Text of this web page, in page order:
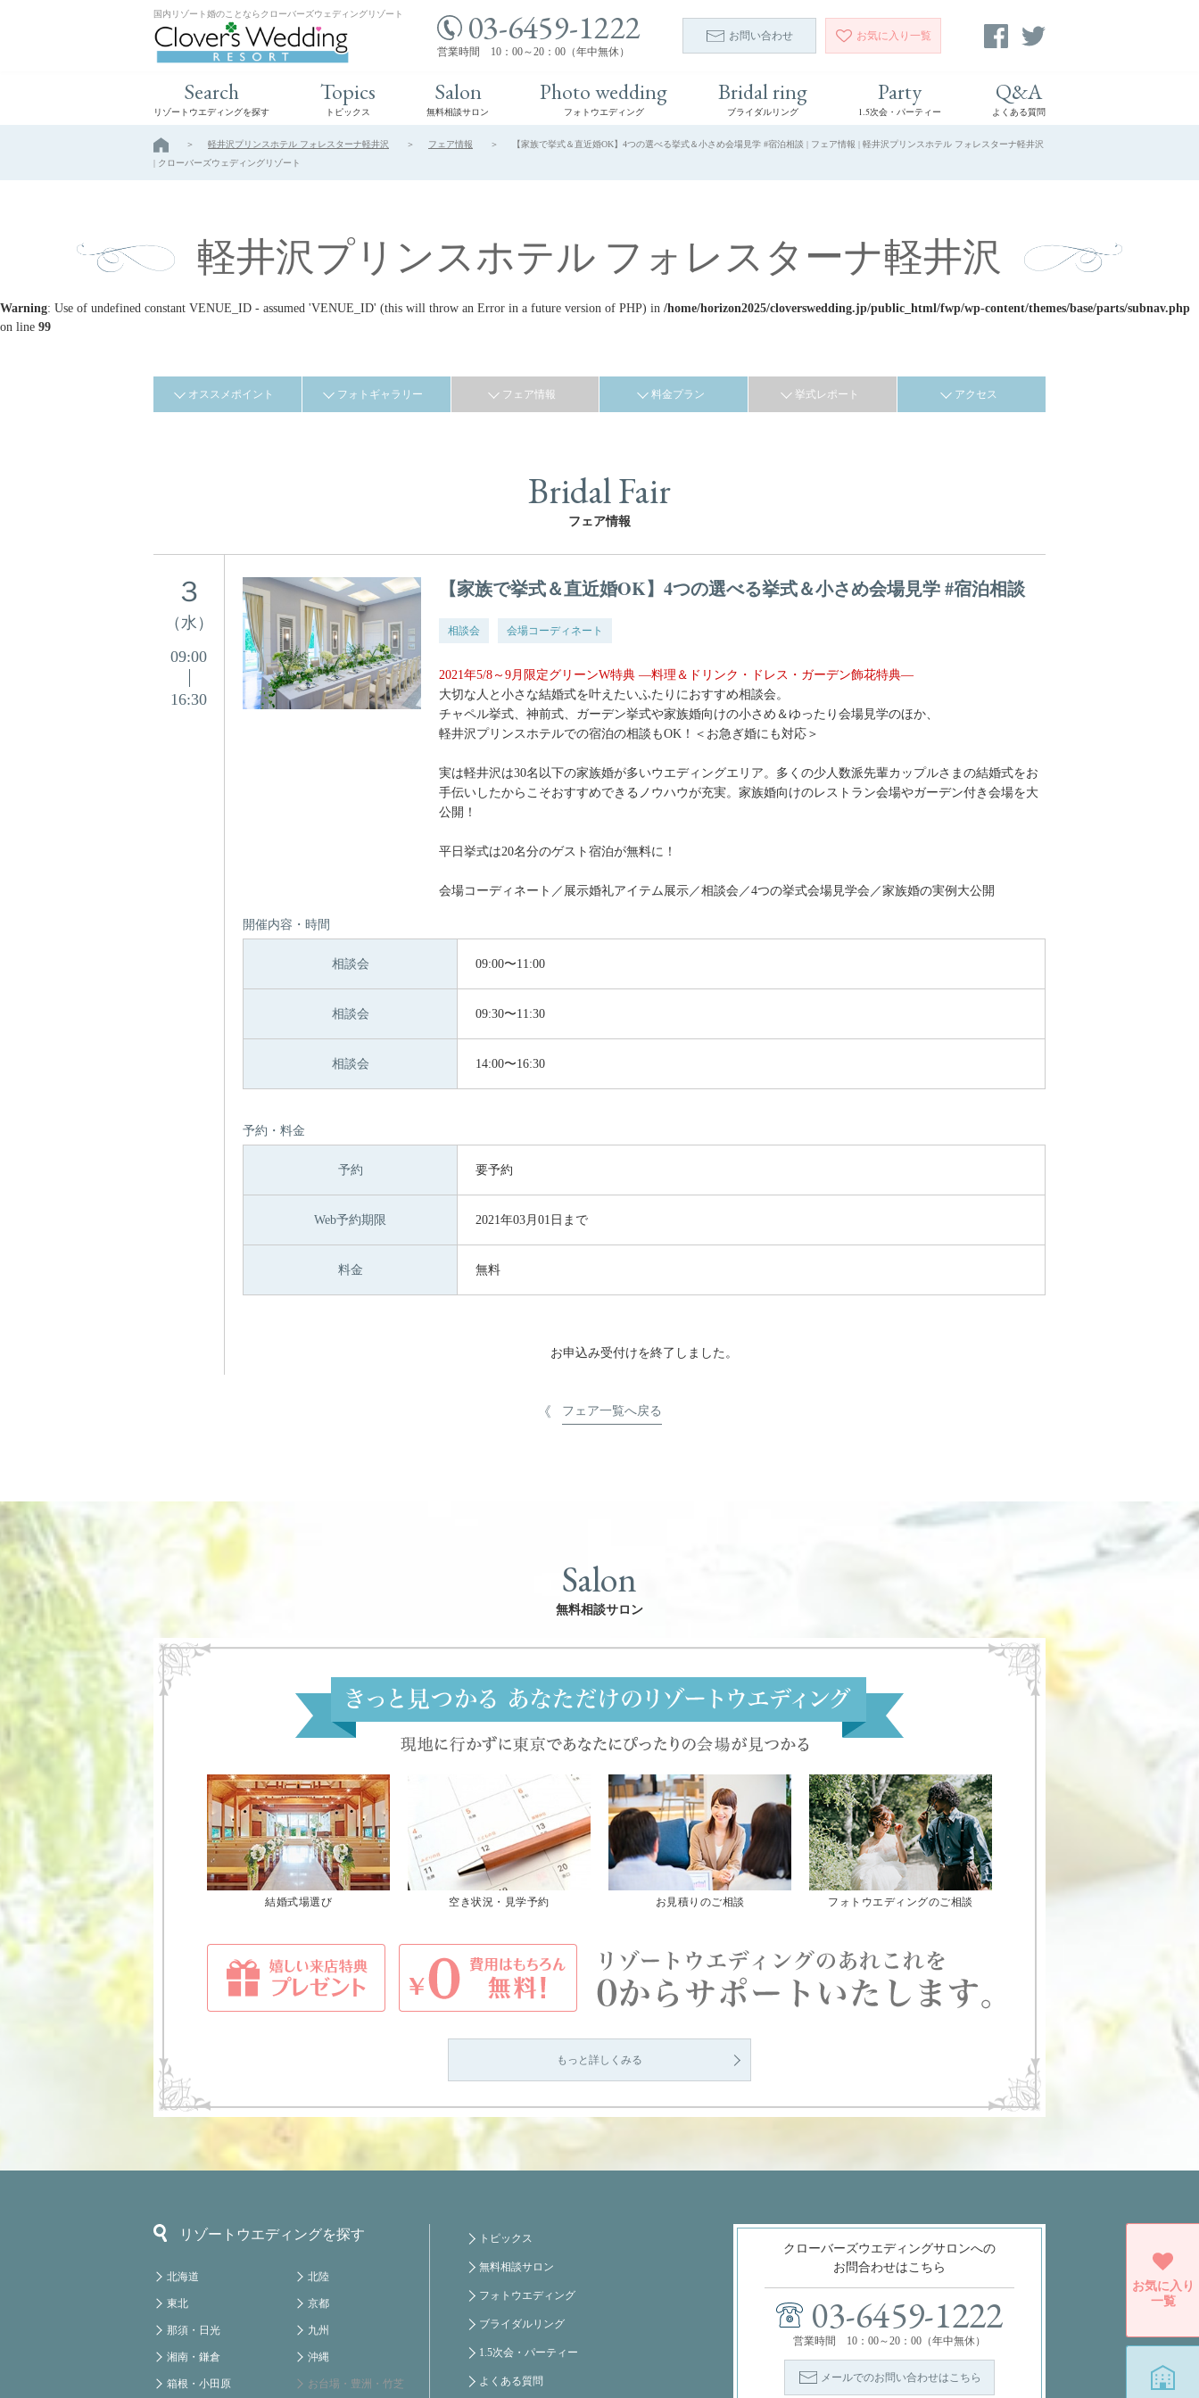
国内リゾート婚のことならクローバーズウェディングリゾート 03-6459-1222
営業時間 10：00～20：00（年中無休）
お問い合わせ お気に入り 一覧
Search
リゾートウエディングを探す
Topics
トピックス
Salon
無料相談サロン
Photo wedding
フォトウエディング
Bridal ring
ブライダルリング
Party
1.5次会・パーティー
Q&A
よくある質問
軽井沢プリンスホテル フォレスターナ軽井沢 フェア情報
【家族で挙式＆直近婚OK】4つの選べる挙式＆小さめ会場見学 #宿泊相談 | フェア情報 | 軽井沢プリンスホテル フォレスターナ軽井沢
| クローバーズウェディングリゾート
軽井沢プリンスホテル フォレスターナ軽井沢
Warning: Use of undefined constant VENUE_ID - assumed 'VENUE_ID' (this will throw an Error in a future version of PHP) in /home/horizon2025/cloverswedding.jp/public_html/fwp/wp-content/themes/base/parts/subnav.php
on line 99
オススメポイント フォトギャラリー フェア情報 料金プラン 挙式レポート アクセス
Bridal Fair
フェア情報
３
（水）
09:00
16:30
【家族で挙式＆直近婚OK】4つの選べる挙式＆小さめ会場見学 #宿泊相談
相談会 会場コーディネート
2021年5/8～9月限定グリーンW特典 —料理＆ドリンク・ドレス・ガーデン飾花特典—
大切な人と小さな結婚式を叶えたいふたりにおすすめ相談会。
チャペル挙式、神前式、ガーデン挙式や家族婚向けの小さめ＆ゆったり会場見学のほか、
軽井沢プリンスホテルでの宿泊の相談もOK！＜お急ぎ婚にも対応＞
実は軽井沢は30名以下の家族婚が多いウエディングエリア。多くの少人数派先輩カップルさまの結婚式をお
手伝いしたからこそおすすめできるノウハウが充実。家族婚向けのレストラン会場やガーデン付き会場を大
公開！
平日挙式は20名分のゲスト宿泊が無料に！
会場コーディネート／展示婚礼アイテム展示／相談会／4つの挙式会場見学会／家族婚の実例大公開
開催内容・時間
相談会 09:00〜11:00
相談会 09:30〜11:30
相談会 14:00〜16:30
予約・料金
予約 要予約
Web予約期限 2021年03月01日まで
料金 無料
お申込み受付けを終了しました。
フェア一覧へ戻る
Salon
無料相談サロン
結婚式場選び 空き状況・見学予約 お見積りのご相談 フォトウエディングのご相談
もっと詳しくみる
リゾートウエディングを探す
北海道
東北
那須・日光
湘南・鎌倉
箱根・小田原
北陸
京都
九州
沖縄
お台場・豊洲・竹芝
トピックス
無料相談サロン
フォトウエディング
ブライダルリング
1.5次会・パーティー
よくある質問
クローバーズウエディングサロンへの
お問合わせはこちら
03-6459-1222
営業時間 10：00～20：00（年中無休）
メールでのお問い合わせはこちら
お気に入り
一覧